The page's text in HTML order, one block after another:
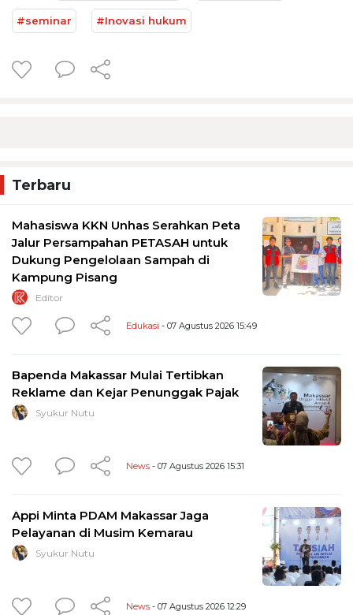
#seminar #Inovasi hukum
Terbaru
Mahasiswa KKN Unhas Serahkan Peta
Jalur Persampahan PETASAH untuk
Dukung Pengelolaan Sampah di
Kampung Pisang
Editor
Edukasi - 07 Agustus 2026 15:49
Bapenda Makassar Mulai Tertibkan
Reklame dan Kejar Penunggak Pajak
Syukur Nutu
News - 07 Agustus 2026 15:31
Appi Minta PDAM Makassar Jaga
Pelayanan di Musim Kemarau
Syukur Nutu
News - 07 Agustus 2026 12:29